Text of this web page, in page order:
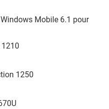
Mobile 6.1 pour
1250